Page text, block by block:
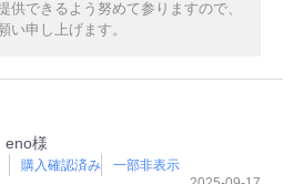
供できるよう努めて参りますので、
い申し上げます。
eno様
購入確認済み
一部非表示